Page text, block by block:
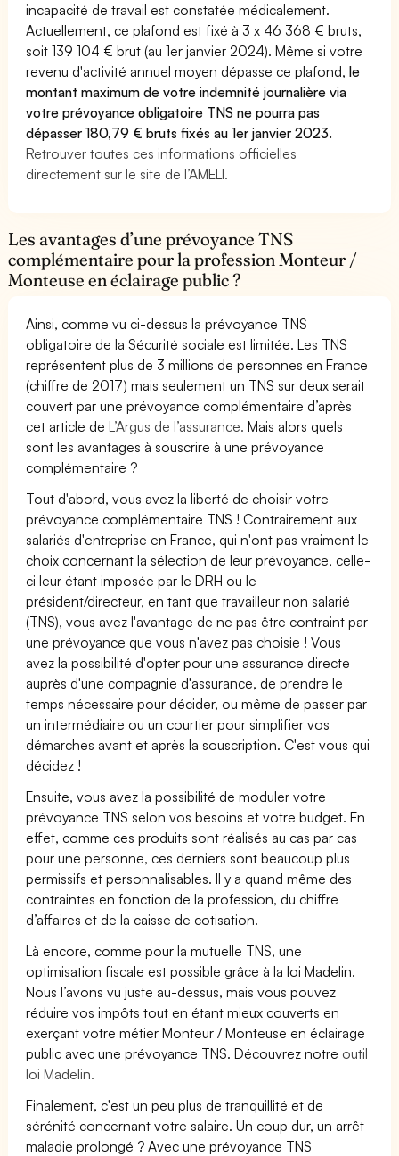
incapacité de travail est constatée médicalement.
Actuellement, ce plafond est fixé à 3 x 46 368 € bruts,
soit 139 104 € brut (au 1er janvier 2024). Même si votre
revenu d'activité annuel moyen dépasse ce plafond,le
montant maximum de votre indemnité journalière via
votre prévoyance obligatoire TNS ne pourra pas
dépasser 180,79 € bruts fixés au 1er janvier 2023.
Retrouver toutes ces informations officielles
directement sur le site de l’AMELI.
Les avantages d’une prévoyance TNS
complémentaire pour la profession Monteur /
Monteuse en éclairage public ?
Ainsi, comme vu ci-dessus la prévoyance TNS
obligatoire de la Sécurité sociale est limitée. Les TNS
représentent plus de 3 millions de personnes en France
(chiffre de 2017) mais seulement un TNS sur deux serait
couvert par une prévoyance complémentaire d’après
cet article deL’Argus de l’assurance. Mais alors quels
sont les avantages à souscrire à une prévoyance
complémentaire ?
Tout d'abord, vous avez la liberté de choisir votre
prévoyance complémentaire TNS ! Contrairement aux
salariés d'entreprise en France, qui n'ont pas vraiment le
choix concernant la sélection de leur prévoyance, celle-
ci leur étant imposée par le DRH ou le
président/directeur, en tant que travailleur non salarié
(TNS), vous avez l'avantage de ne pas être contraint par
une prévoyance que vous n'avez pas choisie ! Vous
avez la possibilité d'opter pour une assurance directe
auprès d'une compagnie d'assurance, de prendre le
temps nécessaire pour décider, ou même de passer par
un intermédiaire ou un courtier pour simplifier vos
démarches avant et après la souscription. C'est vous qui
décidez !
Ensuite, vous avez la possibilité de moduler votre
prévoyance TNS selon vos besoins et votre budget. En
effet, comme ces produits sont réalisés au cas par cas
pour une personne, ces derniers sont beaucoup plus
permissifs et personnalisables. Il y a quand même des
contraintes en fonction de la profession, du chiffre
d’affaires et de la caisse de cotisation.
Là encore, comme pour la mutuelle TNS, une
optimisation fiscale est possible grâce à la loi Madelin.
Nous l’avons vu juste au-dessus, mais vous pouvez
réduire vos impôts tout en étant mieux couverts en
exerçant votre métier Monteur / Monteuse en éclairage
public avec une prévoyance TNS. Découvrez notre outil
loi Madelin.
Finalement, c'est un peu plus de tranquillité et de
sérénité concernant votre salaire. Un coup dur, un arrêt
maladie prolongé ? Avec une prévoyance TNS